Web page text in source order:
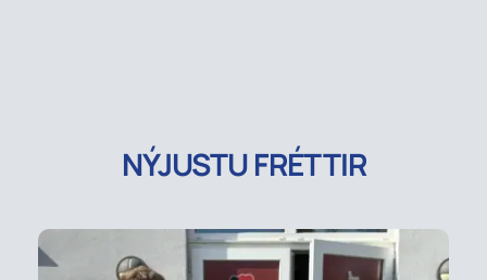
NÝJUSTU FRÉTTIR